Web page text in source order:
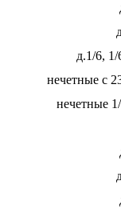
д.1/6, 1/
нечетные с
нечетные